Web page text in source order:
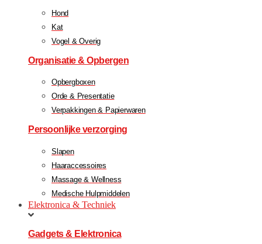
Hond
Kat
Vogel & Overig
Organisatie & Opbergen
Opbergboxen
Orde & Presentatie
Verpakkingen & Papierwaren
Persoonlijke verzorging
Slapen
Haaraccessoires
Massage & Wellness
Medische Hulpmiddelen
Elektronica & Techniek
Gadgets & Elektronica